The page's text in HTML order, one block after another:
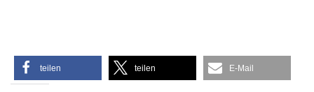
teilen teilen E-Mail